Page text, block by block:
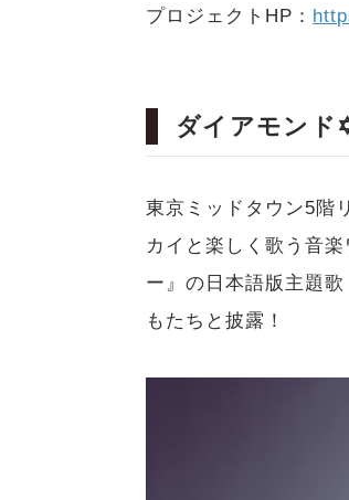
プロジェクトHP：
ダイアモンド
東京ミッドタウン5階
カイと楽しく歌う音
ー』の日本語版主題
もたちと披露！